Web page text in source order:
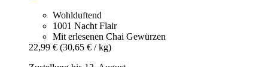
Wohlduftend
1001 Nacht Flair
Mit erlesenen Chai Gewürzen
22,99 € (30,65 € / kg)